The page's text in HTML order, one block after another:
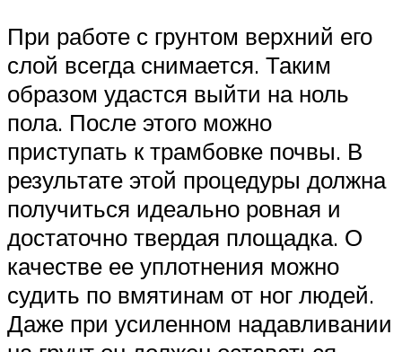
При работе с грунтом верхний его
слой всегда снимается. Таким
образом удастся выйти на ноль
пола. После этого можно
приступать к трамбовке почвы. В
результате этой процедуры должна
получиться идеально ровная и
достаточно твердая площадка. О
качестве ее уплотнения можно
судить по вмятинам от ног людей.
Даже при усиленном надавливании